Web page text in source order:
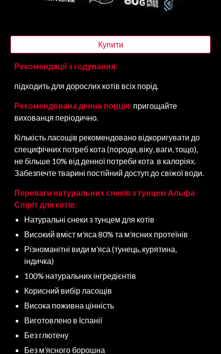
Купити
Рекомендації з годування:
підходить для дорослих котів всіх порід.
Рекомендована денна порція: пригощайте
вихованця періодично.
Кількість ласощів рекомендовано відкоригувати до
специфічних потреб кота (породи, віку, ваги, тощо),
не більше 10% від денної потреби кота в калоріях.
Забезпечте тварині постійний доступ до свіжої води.
Переваги натуральних снеків з тунцем Альфа
Спіріт для котів:
Натуральні снеки з тунцем для котів
Високий вміст м’яса 80% та м’ясних протеїнів
Різноманітні види м’яса (тунець, курятина,
індичка)
100% натуральних інгредієнтів
Корисний вибір ласощів
Висока поживна цінність
Виготовлено в Іспанії
Без глютену
Без м’ясного борошна